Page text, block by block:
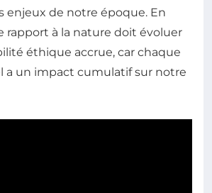
enjeux de notre époque. En
rapport à la nature doit évoluer
éthique accrue, car chaque
a un impact cumulatif sur notre